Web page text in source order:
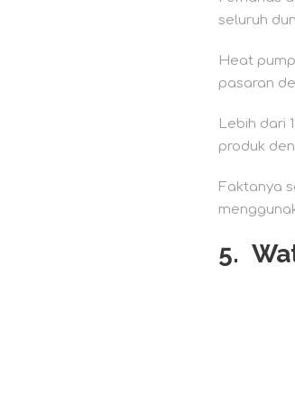
seluruh
Heat
pasaran
Lebih dari
produk
Faktanya
5.